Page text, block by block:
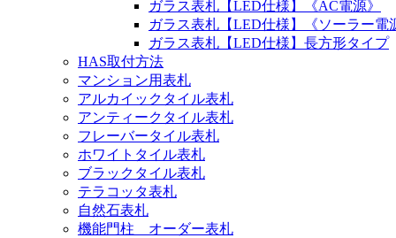
ガラス表札【LED仕様】《AC電源》
ガラス表札【LED仕様】《ソーラー電
ガラス表札【LED仕様】長方形タイプ
HAS取付方法
マンション用表札
アルカイックタイル表札
アンティークタイル表札
フレーバータイル表札
ホワイトタイル表札
ブラックタイル表札
テラコッタ表札
自然石表札
機能門柱 オーダー表札